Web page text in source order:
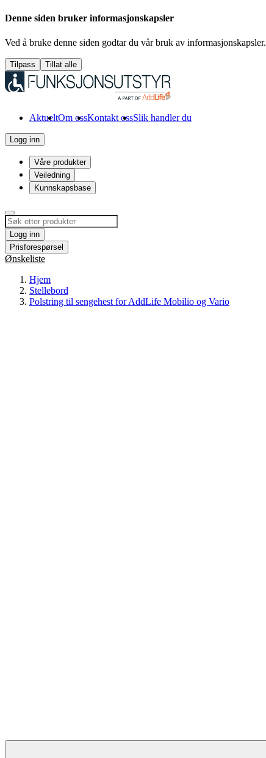
Denne siden bruker informasjonskapsler
Ved å bruke denne siden godtar du vår bruk av informasjonskapsler.
Tilpass Tillat alle
AktueltOm ossKontakt ossSlik handler du
Logg inn
Våre produkter
Veiledning
Kunnskapsbase
Logg inn
Prisforespørsel
Ønskeliste
Hjem
Stellebord
Polstring til sengehest for AddLife Mobilio og Vario